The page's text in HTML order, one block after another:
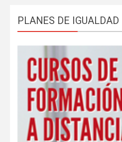
PLANES DE IGUALDAD